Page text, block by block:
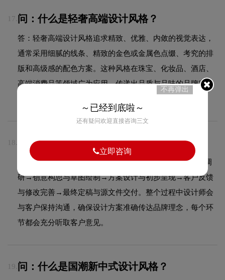
17. 问：什么是轻奢高端设计风格？
答：轻奢高端设计风格追求精致、优雅、内敛的视觉表达，
通常采用细腻的线条、精致的金色或金属色点缀、考究的排
版和高级感的配色方案。这种风格在珠宝、化妆品、酒店、
高端消费品等领域广为应用，传递出品质与品味的品牌定
18. 问：品牌LOGO设计一般包含哪些流程？
答：品牌LOGO设计通常包含以下流程：需求沟通与品牌调
研→创意构思与草图绘制→方案设计与初步呈现→客户反馈
与修改完善→最终定稿与源文件交付。整个过程中设计师会
与客户保持沟通，确保设计方案准确传达品牌理念，每个环
节都会充分听取客户意见。
19. 问：什么是国潮新中式设计风格？
不再弹出
～已经到底啦～
还有疑问欢迎直接咨询三文
立即咨询